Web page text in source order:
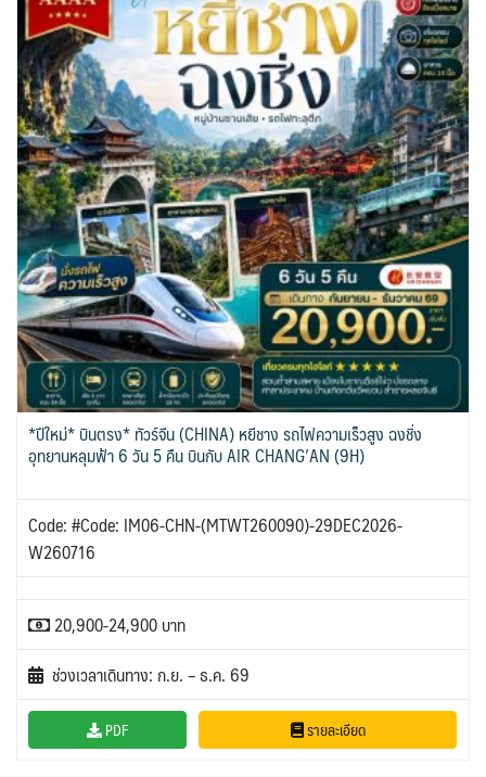
*ปีใหม่* บินตรง* ทัวร์จีน (CHINA) หยีชาง รถไฟความเร็วสูง ฉงชิ่ง
อุทยานหลุมฟ้า 6 วัน 5 คืน บินกับ AIR CHANG’AN (9H)
Code: #Code: IM06-CHN-(MTWT260090)-29DEC2026-
W260716
20,900-24,900 บาท
ช่วงเวลาเดินทาง: ก.ย. – ธ.ค. 69
PDF รายละเอียด